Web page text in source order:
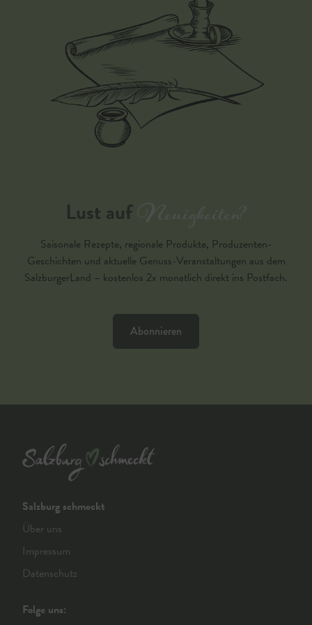
Lust aufNeuigkeiten?
Saisonale Rezepte, regionale Produkte, Produzenten-
Geschichten und aktuelle Genuss-Veranstaltungen aus dem
SalzburgerLand – kostenlos 2x monatlich direkt ins Postfach.
Abonnieren
Salzburg schmeckt
Über uns
Impressum
Datenschutz
Folge uns: